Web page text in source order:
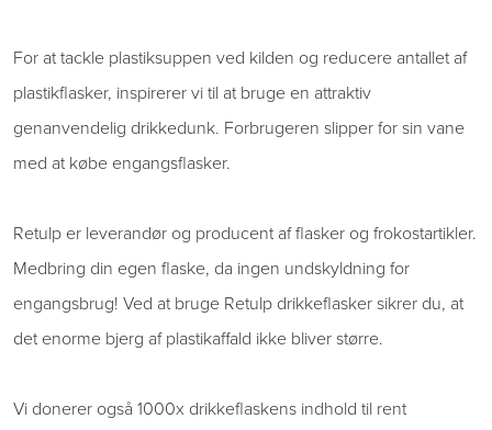
For at tackle plastiksuppen ved kilden og reducere antallet af
plastikflasker, inspirerer vi til at bruge en attraktiv
genanvendelig drikkedunk. Forbrugeren slipper for sin vane
med at købe engangsflasker.
Retulp er leverandør og producent af flasker og frokostartikler.
Medbring din egen flaske, da ingen undskyldning for
engangsbrug! Ved at bruge Retulp drikkeflasker sikrer du, at
det enorme bjerg af plastikaffald ikke bliver større.
Vi donerer også 1000x drikkeflaskens indhold til rent